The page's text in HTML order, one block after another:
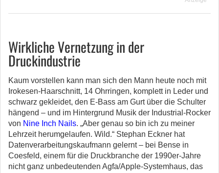
Wirkliche Vernetzung in der
Druckindustrie
Kaum vorstellen kann man sich den Mann heute noch mit
Irokesen-Haarschnitt, 14 Ohrringen, komplett in Leder und
schwarz gekleidet, den E-Bass am Gurt über die Schulter
hängend – und im Hintergrund Musik der Industrial-Rocker
von Nine Inch Nails. „Aber genau so bin ich zu meiner
Lehrzeit herumgelaufen. Wild.“ Stephan Eckner hat
Datenverarbeitungskaufmann gelernt – bei Bense in
Coesfeld, einem für die Druckbranche der 1990er-Jahre
nicht ganz unbedeutenden Agfa/Apple-Systemhaus, das